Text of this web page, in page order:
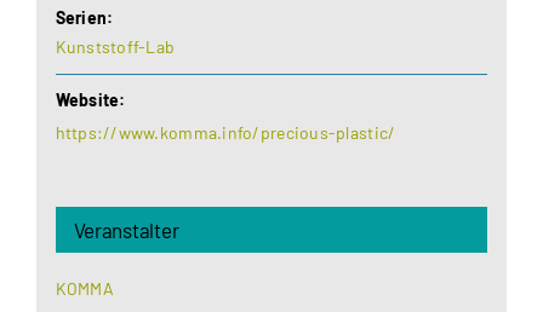
Serien:
Kunststoff-Lab
Website:
https://www.komma.info/precious-plastic/
Veranstalter
KOMMA